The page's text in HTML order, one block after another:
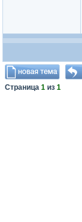
Страница 1 из 1